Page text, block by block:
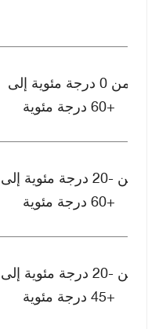
من 0 درجة مئوية إلى
+60 درجة مئوية
من -20 درجة مئوية إلى
+60 درجة مئوية
من -20 درجة مئوية إلى
+45 درجة مئوية